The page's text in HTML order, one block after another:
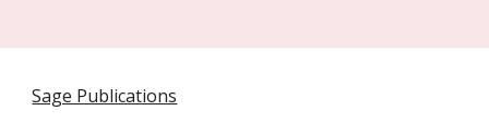
Sage Publications